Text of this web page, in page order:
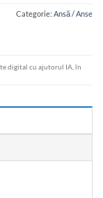
Categorie: Ansă / Anse
digital cu ajutorul IA, în